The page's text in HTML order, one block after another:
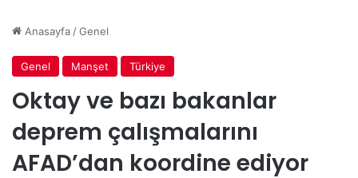
Anasayfa/Genel
Genel Manşet Türkiye
Oktay ve bazı bakanlar
deprem çalışmalarını
AFAD’dan koordine ediyor